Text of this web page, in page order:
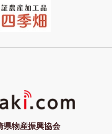
県物産振興協会